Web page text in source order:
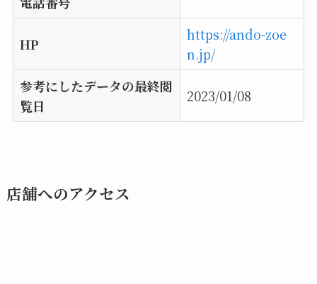
HP
https://ando-zoe
n.jp/
参考にしたデータの最終閲
覧日
2023/01/08
店舗へのアクセス